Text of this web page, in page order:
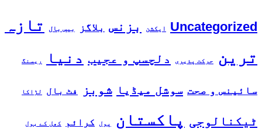
Uncategorized ایکشن بزنس بلاگز بیس بال
تازہ
ترین
حرکت پذیری دلچسپ و عجیب دنیا ریسنگ
سائینس و صحت سوشل میڈیا شوبز فٹ بال لڑاکا
ٹیکنالوجی پاکستان پول کرائم کھل کے بول